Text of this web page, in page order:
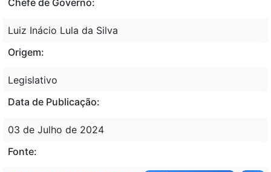
Luiz Inácio Lula da Silva
Origem:
Legislativo
Data de Publicação:
03 de Julho de 2024
Fonte: